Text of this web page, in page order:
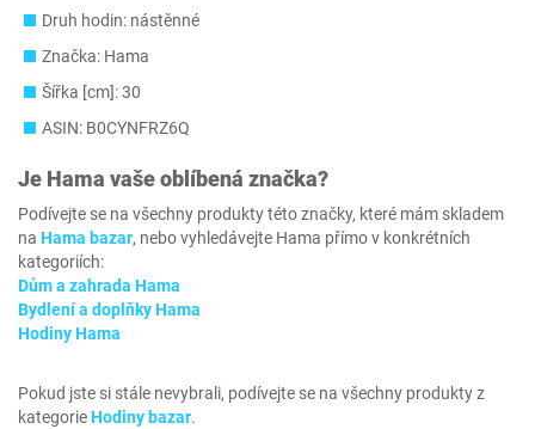
Druh hodin: nástěnné
Značka: Hama
Šířka [cm]: 30
ASIN: B0CYNFRZ6Q
Je Hama vaše oblíbená značka?
Podívejte se na všechny produkty této značky, které mám skladem
na Hama bazar, nebo vyhledávejte Hama přímo v konkrétních
kategoriích:
Dům a zahrada Hama
Bydlení a doplňky Hama
Hodiny Hama
Pokud jste si stále nevybrali, podívejte se na všechny produkty z
kategorieHodiny bazar.